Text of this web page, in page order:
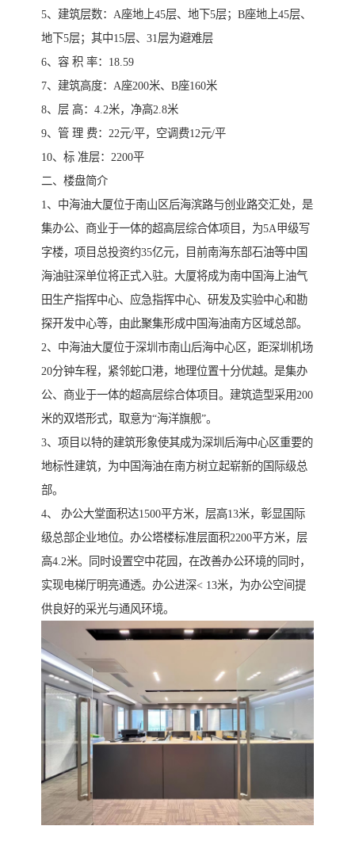
5、建筑层数：A座地上45层、地下5层；B座地上45层、
地下5层；其中15层、31层为避难层
6、容 积 率：18.59
7、建筑高度：A座200米、B座160米
8、层 高：4.2米，净高2.8米
9、管 理 费：22元/平，空调费12元/平
10、标 准层：2200平
二、楼盘简介
1、中海油大厦位于南山区后海滨路与创业路交汇处，是
集办公、商业于一体的超高层综合体项目，为5A甲级写
字楼，项目总投资约35亿元，目前南海东部石油等中国
海油驻深单位将正式入驻。大厦将成为南中国海上油气
田生产指挥中心、应急指挥中心、研发及实验中心和勘
探开发中心等，由此聚集形成中国海油南方区域总部。
2、中海油大厦位于深圳市南山后海中心区，距深圳机场
20分钟车程，紧邻蛇口港，地理位置十分优越。是集办
公、商业于一体的超高层综合体项目。建筑造型采用200
米的双塔形式，取意为“海洋旗舰”。
3、项目以特的建筑形象使其成为深圳后海中心区重要的
地标性建筑，为中国海油在南方树立起崭新的国际级总
部。
4、 办公大堂面积达1500平方米，层高13米，彰显国际
级总部企业地位。办公塔楼标准层面积2200平方米，层
高4.2米。同时设置空中花园，在改善办公环境的同时，
实现电梯厅明亮通透。办公进深< 13米，为办公空间提
供良好的采光与通风环境。